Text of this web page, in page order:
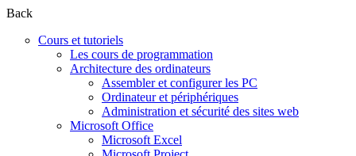
Back
Cours et tutoriels
Les cours de programmation
Architecture des ordinateurs
Assembler et configurer les PC
Ordinateur et périphériques
Administration et sécurité des sites web
Microsoft Office
Microsoft Excel